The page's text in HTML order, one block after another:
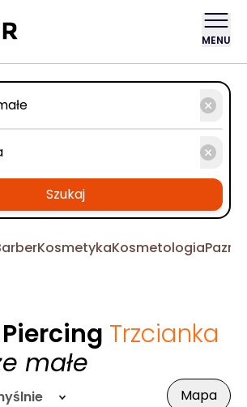
MENU
Szukaj
KosmetykaKosmetologia
Trzcianka
małe
Mapa